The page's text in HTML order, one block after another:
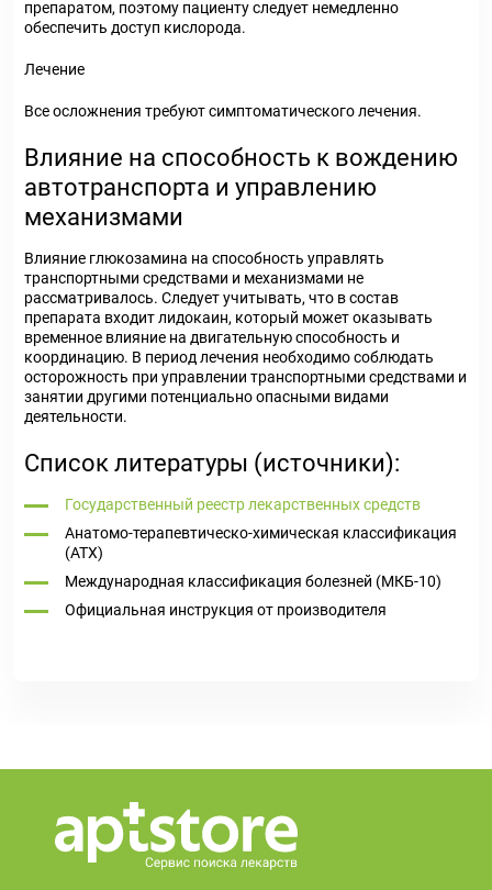
препаратом, поэтому пациенту следует немедленно
обеспечить доступ кислорода.
Лечение
Все осложнения требуют симптоматического лечения.
Влияние на способность к вождению
автотранспорта и управлению
механизмами
Влияние глюкозамина на способность управлять
транспортными средствами и механизмами не
рассматривалось. Следует учитывать, что в состав
препарата входит лидокаин, который может оказывать
временное влияние на двигательную способность и
координацию. В период лечения необходимо соблюдать
осторожность при управлении транспортными средствами и
занятии другими потенциально опасными видами
деятельности.
Список литературы (источники):
Государственный реестр лекарственных средств
Анатомо-терапевтическо-химическая классификация
(ATX)
Международная классификация болезней (МКБ-10)
Официальная инструкция от производителя